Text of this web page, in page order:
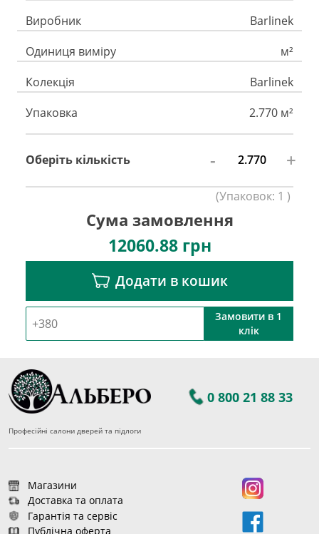
Виробник
Barlinek
Одиниця виміру
м²
Колекція
Barlinek
Упаковка
2.770 м²
Оберіть кількість - +
(Упаковок: 1 )
Сума замовлення
12060.88грн
Додати в кошик
Замовити в 1
клік
0 800 21 88 33
Професійні салони дверей та підлоги
Магазини
Доставка та оплата
Гарантія та сервіс
Публічна оферта